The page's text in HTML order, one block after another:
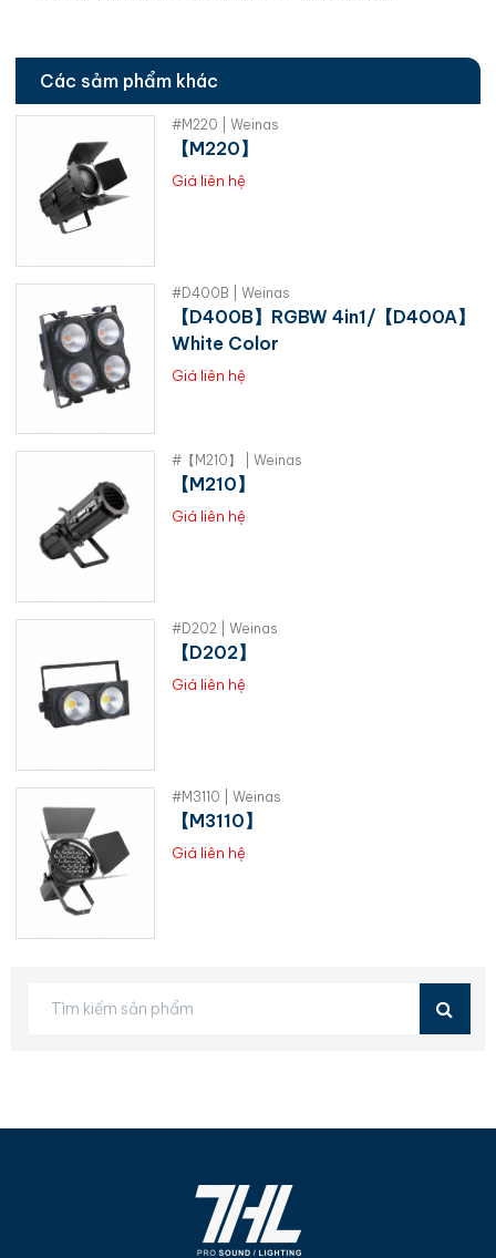
Các sảm phẩm khác
#M220 | Weinas
【M220】
Giá liên hệ
#D400B | Weinas
【D400B】RGBW 4in1/【D400A】
White Color
Giá liên hệ
#【M210】 | Weinas
【M210】
Giá liên hệ
#D202 | Weinas
【D202】
Giá liên hệ
#M3110 | Weinas
【M3110】
Giá liên hệ